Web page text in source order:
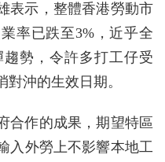
表示，整體香港勞動市
率已跌至3%，近乎全
勢，令許多打工仔受
沖的生效日期。
合作的成果，期望特區
入外勞上不影響本地工